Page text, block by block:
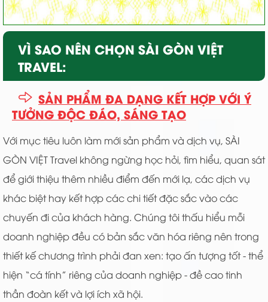
VÌ SAO NÊN CHỌN SÀI GÒN VIỆT
TRAVEL:
SẢN PHẨM ĐA DẠNG KẾT HỢP VỚI Ý
TƯỞNG ĐỘC ĐÁO, SÁNG TẠO
Với mục tiêu luôn làm mới sản phẩm và dịch vụ, SÀI
GÒN VIỆT Travel không ngừng học hỏi, tìm hiểu, quan sát
để giới thiệu thêm nhiều điểm đến mới lạ, các dịch vụ
khác biệt hay kết hợp các chi tiết đặc sắc vào các
chuyến đi của khách hàng. Chúng tôi thấu hiểu mỗi
doanh nghiệp đều có bản sắc văn hóa riêng nên trong
thiết kế chương trình phải đan xen: tạo ấn tượng tốt - thể
hiện “cá tính” riêng của doanh nghiệp - đề cao tinh
thần đoàn kết và lợi ích xã hội.